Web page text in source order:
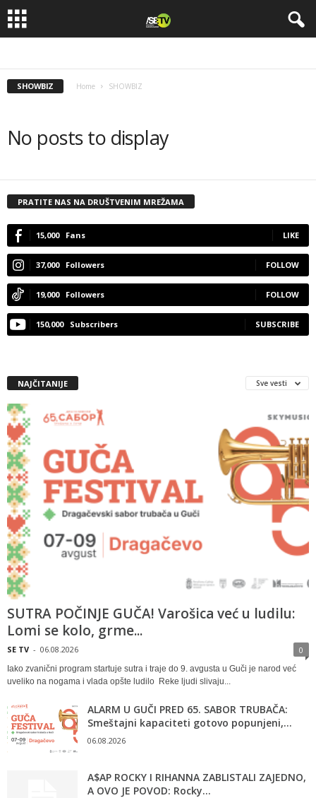
SHOWBIZ Home SHOWBIZ
No posts to display
PRATITE NAS NA DRUŠTVENIM MREŽAMA
15,000 Fans LIKE
37,000 Followers FOLLOW
19,000 Followers FOLLOW
150,000 Subscribers SUBSCRIBE
NAJČITANIJE Sve vesti
SUTRA POČINJE GUČA! Varošica već u ludilu:
Lomi se kolo, grme...
SE TV - 06.08.2026 0
Iako zvanični program startuje sutra i traje do 9. avgusta u Guči je narod već
uveliko na nogama i vlada opšte ludilo Reke ljudi slivaju...
ALARM U GUČI PRED 65. SABOR TRUBAČA:
Smeštajni kapaciteti gotovo popunjeni,...
06.08.2026
A$AP ROCKY I RIHANNA ZABLISTALI ZAJEDNO,
A OVO JE POVOD: Rocky...